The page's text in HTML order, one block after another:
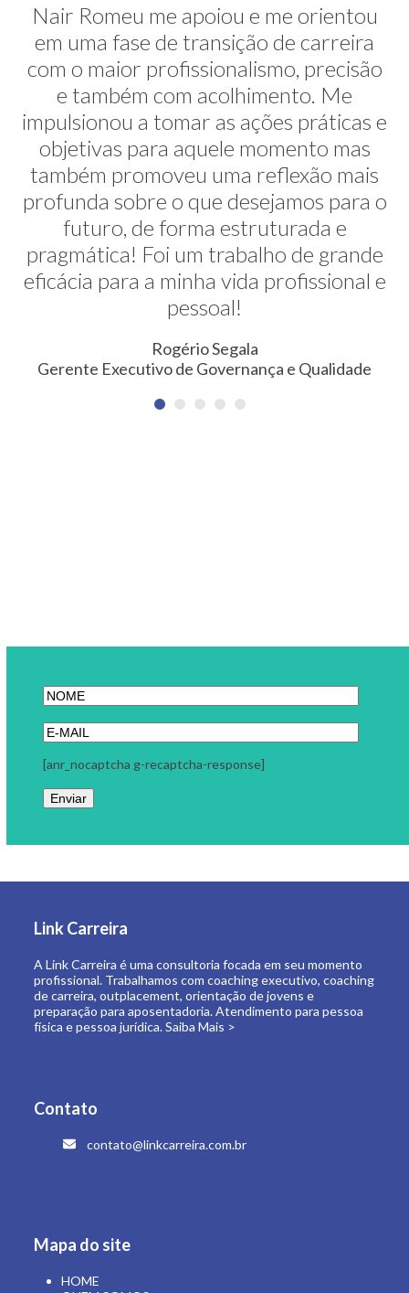
Nair Romeu me apoiou e me orientou
em uma fase de transição de carreira
com o maior profissionalismo, precisão
e também com acolhimento. Me
impulsionou a tomar as ações práticas e
objetivas para aquele momento mas
também promoveu uma reflexão mais
profunda sobre o que desejamos para o
futuro, de forma estruturada e
pragmática! Foi um trabalho de grande
eficácia para a minha vida profissional e
pessoal!
Rogério Segala
Gerente Executivo de Governança e Qualidade
A Nair é inesquecível! Através de sua
grande competência ela me mostrou
alternativas na minha transição de
carreira. E ela faz isso de uma maneira
muito sútil e elegante. Hoje exerço uma
profissão nunca pensada antes. Meus
agradecimentos!
Erica Rodrigues
Consultora em Qualidade, Meio Ambiente, Saúde e
Segurança do Trabalho
física e pessoa jurídica.
Contato
Mapa do site
E-BOOKS
ARTIGOS
ÁREA RESTRITA